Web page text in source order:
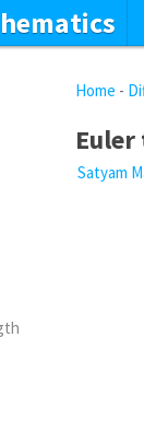
Home -
Satyam